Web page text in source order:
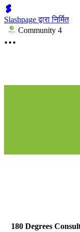
Slashpage द्वारा निर्मित
Community 4
180 Degrees